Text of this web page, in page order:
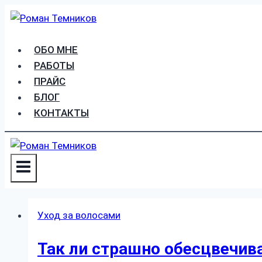
Перейти
содержимому
ОБО МНЕ
РАБОТЫ
ПРАЙС
БЛОГ
КОНТАКТЫ
Уход за волосами
Так ли страшно